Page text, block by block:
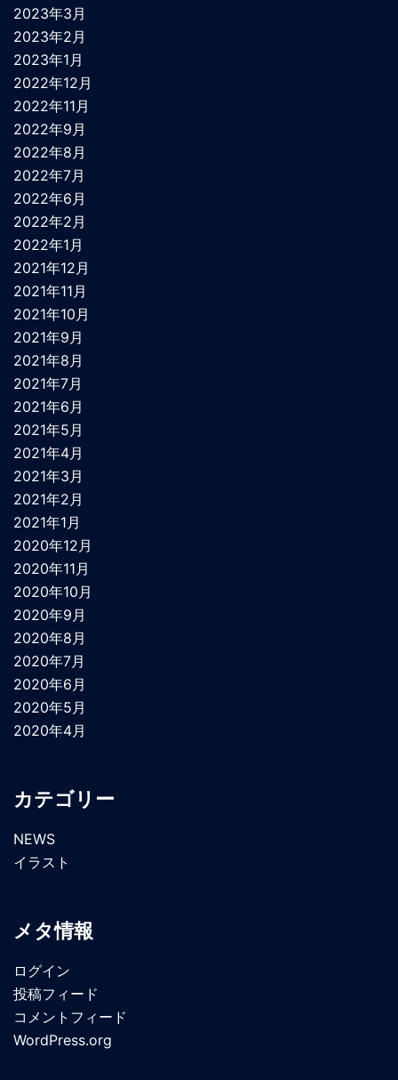
2023年3月
2023年2月
2023年1月
2022年12月
2022年11月
2022年9月
2022年8月
2022年7月
2022年6月
2022年2月
2022年1月
2021年12月
2021年11月
2021年10月
2021年9月
2021年8月
2021年7月
2021年6月
2021年5月
2021年4月
2021年3月
2021年2月
2021年1月
2020年12月
2020年11月
2020年10月
2020年9月
2020年8月
2020年7月
2020年6月
2020年5月
2020年4月
カテゴリー
NEWS
イラスト
メタ情報
ログイン
投稿フィード
コメントフィード
WordPress.org